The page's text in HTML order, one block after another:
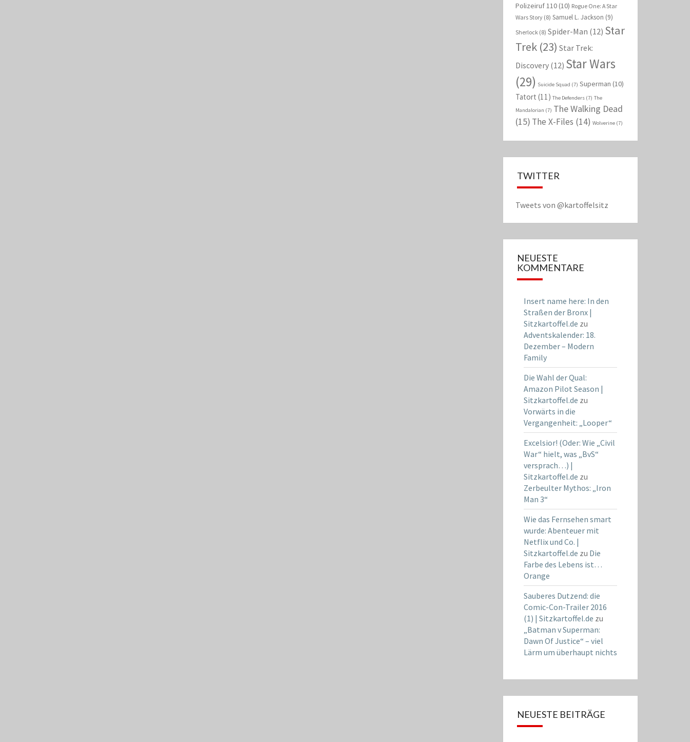
Polizeiruf 110(10) Rogue One: A Star
Wars Story(8) Samuel L. Jackson (9)
Sherlock(8) Spider-Man (12) Star
Trek(23) Star Trek:
Discovery(12) Star Wars
(29) Suicide Squad (7) Superman (10)
Tatort (11) The Defenders(7) The
Mandalorian (7) The Walking Dead
(15) The X-Files (14) Wolverine(7)
TWITTER
Tweets von @kartoffelsitz
NEUESTE
KOMMENTARE
Insert name here: In den
Straßen der Bronx |
Sitzkartoffel.de zu
Adventskalender: 18.
Dezember – Modern
Family
Die Wahl der Qual:
Amazon Pilot Season |
Sitzkartoffel.de zu
Vorwärts in die
Vergangenheit: „Looper“
Excelsior! (Oder: Wie „Civil
War“ hielt, was „BvS“
versprach…) |
Sitzkartoffel.de zu
Zerbeulter Mythos: „Iron
Man 3“
Wie das Fernsehen smart
wurde: Abenteuer mit
Netflix und Co. |
Sitzkartoffel.de zu Die
Farbe des Lebens ist…
Orange
Sauberes Dutzend: die
Comic-Con-Trailer 2016
(1) | Sitzkartoffel.de zu
„Batman v Superman:
Dawn Of Justice“ – viel
Lärm um überhaupt nichts
NEUESTE BEITRÄGE